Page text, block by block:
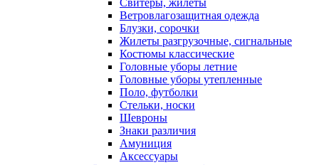
Свитеры, жилеты
Ветровлагозащитная одежда
Блузки, сорочки
Жилеты разгрузочные, сигнальные
Костюмы классические
Головные уборы летние
Головные уборы утепленные
Поло, футболки
Стельки, носки
Шевроны
Знаки различия
Амуниция
Аксессуары